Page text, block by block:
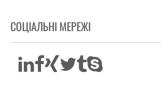
СОЦІАЛЬНІ МЕРЕЖІ